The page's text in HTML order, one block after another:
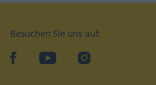
Besuchen Sie uns auf:
facebookYouTube Instagram